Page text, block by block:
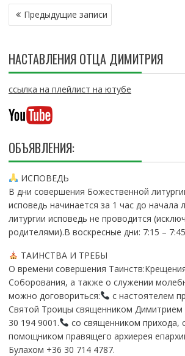
Н
А
И
Г
А
Ц
И
Я
О
З
А
П
И
С
Я
М
Предыдущие записи
НАСТАВЛЕНИЯ ОТЦА ДИМИТРИЯ
ссылка на плейлист на ютубе
ОБЪЯВЛЕНИЯ:
ИСПОВЕДЬ
В дни совершения Божественной
исповедь начинается за 1 час до начала
литургии исповедь не проводится
родителями).В воскресные дни: 7:15 – 7:45
ТАИНСТВА И ТРЕБЫ
О времени совершения
Соборования, а также о служении
можно договориться:
с настоятелем
Святой Троицы священником
30 194 9001.
со священником прихода,
помощником правящего архиерея
Булахом +36 30 714 4787.